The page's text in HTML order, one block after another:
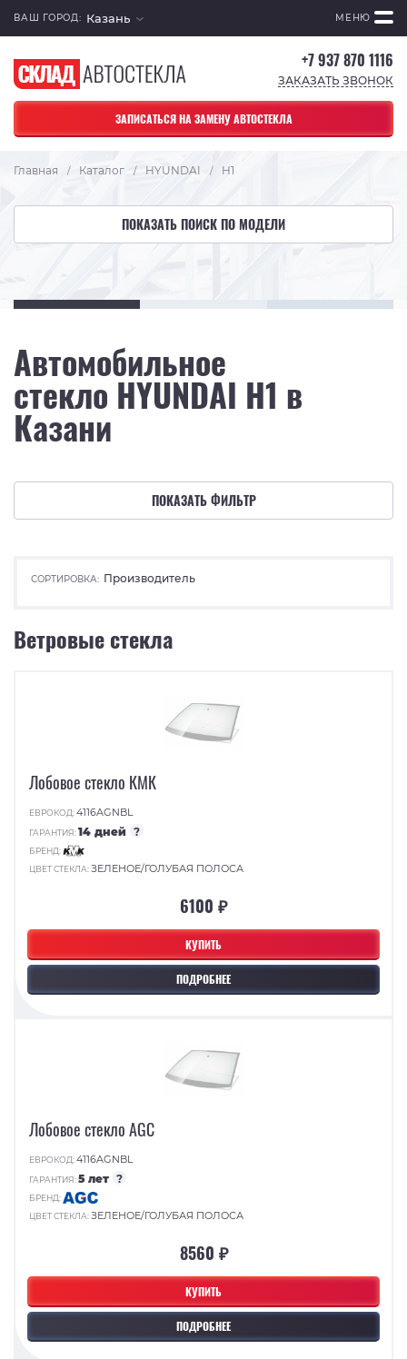
ВАШ ГОРОД: Казань МЕНЮ
+7 937 870 1116
ЗАКАЗАТЬ ЗВОНОК
ЗАПИСАТЬСЯ НА ЗАМЕНУ АВТОСТЕКЛА
Главная / Каталог / HYUNDAI / H1
ПОКАЗАТЬ ПОИСК ПО МОДЕЛИ
Автомобильное
стекло HYUNDAI H1 в
Казани
ПОКАЗАТЬ ФИЛЬТР
СОРТИРОВКА: Производитель
Ветровые стекла
КУПИТЬ
ПОДРОБНЕЕ
Лобовое стекло КМК
ЕВРОКОД:4116AGNBL
ГАРАНТИЯ:14 дней ?
БРЕНД:
ЦВЕТ СТЕКЛА:ЗЕЛЕНОЕ/ГОЛУБАЯ ПОЛОСА
6100 ₽
КУПИТЬ
ПОДРОБНЕЕ
Лобовое стекло AGC
ЕВРОКОД:4116AGNBL
ГАРАНТИЯ:5 лет ?
БРЕНД:
ЦВЕТ СТЕКЛА:ЗЕЛЕНОЕ/ГОЛУБАЯ ПОЛОСА
8560 ₽